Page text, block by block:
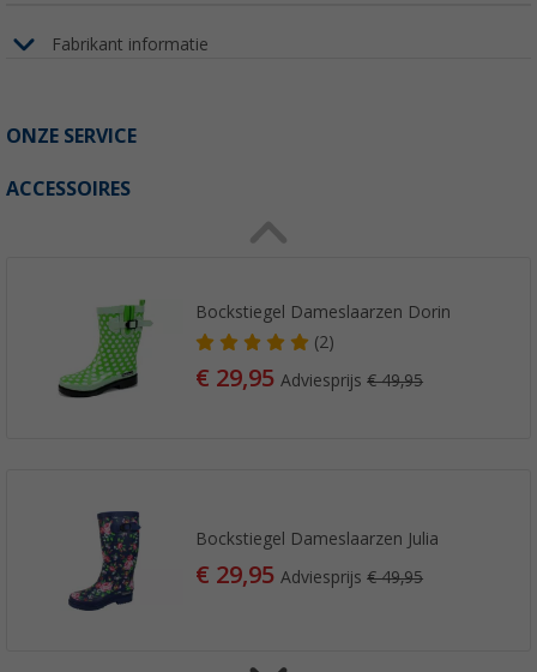
Fabrikant informatie
ONZE SERVICE
ACCESSOIRES
Bockstiegel Dameslaarzen Dorin
(2)
€ 29,95Adviesprijs€ 49,95
Bockstiegel Dameslaarzen Julia
€ 29,95Adviesprijs€ 49,95